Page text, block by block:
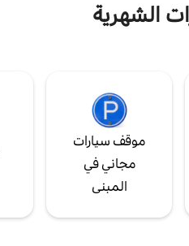
الشهرية
موقف سيارات
مجاني في
المبنى